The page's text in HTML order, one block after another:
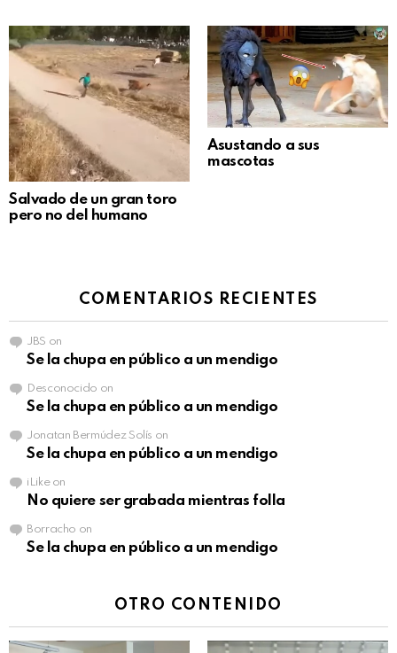
Salvado de un gran toro
pero no del humano
Asustando a sus
mascotas
COMENTARIOS RECIENTES
JBS on
Se la chupa en público a un mendigo
Desconocido on
Se la chupa en público a un mendigo
Jonatan Bermúdez Solís on
Se la chupa en público a un mendigo
iLikeon
No quiere ser grabada mientras folla
Borracho on
Se la chupa en público a un mendigo
OTRO CONTENIDO